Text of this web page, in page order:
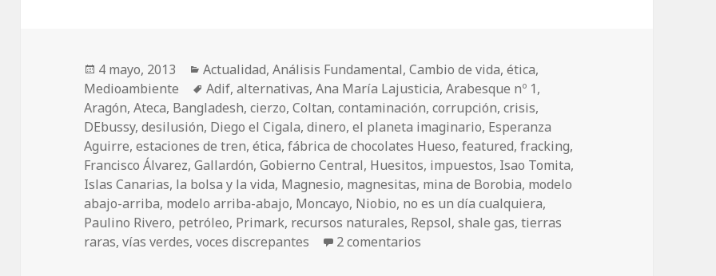
Publicado
el
4 mayo, 2013 Categorías
Actualidad,Análisis Fundamental,Cambio de vida,ética,
Medioambiente
Etiquetas
Adif,alternativas,Ana María Lajusticia,Arabesque nº 1,
Aragón,Ateca, Bangladesh,cierzo,Coltan,contaminación,corrupción,crisis,
DEbussy,desilusión, Diego el Cigala,dinero,el planeta imaginario, Esperanza
Aguirre,estaciones de tren,ética,fábrica de chocolates Hueso,featured,fracking,
Francisco Álvarez,Gallardón,Gobierno Central, Huesitos, impuestos, Isao Tomita,
Islas Canarias, la bolsa y la vida, Magnesio, magnesitas, mina de Borobia, modelo
abajo-arriba, modelo arriba-abajo, Moncayo, Niobio, no es un día cualquiera,
Paulino Rivero, petróleo, Primark, recursos naturales, Repsol,shale gas,tierras
raras,vías verdes,voces discrepantes 2 comentarios